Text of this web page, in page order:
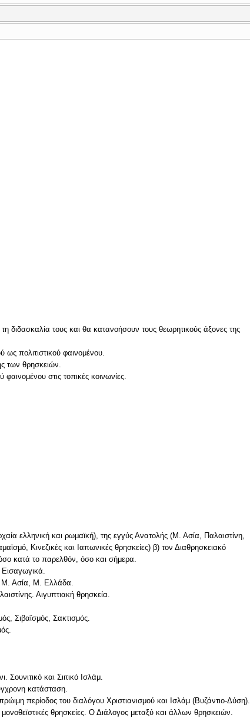
διδασκαλία τους και θα κατανοήσουν τους θεωρητικούς άξονες της
πολιτιστικού φαινομένου.
των θρησκειών.
στις τοπικές κοινωνίες.
ελληνική και ρωμαϊκή), της εγγύς Ανατολής (Μ. Ασία, Παλαιστίνη,
Κινεζικές και Ιαπωνικές θρησκείες) β) τον Διαθρησκειακό
κατά το παρελθόν, όσο και σήμερα.
Μ. Ασία, Μ. Ελλάδα.
Αιγυπτιακή θρησκεία.
Σιβαϊσμός, Σακτισμός.
και Σιιτικό Ισλάμ.
κατάσταση.
περίοδος του διαλόγου Χριστιανισμού και Ισλάμ (Βυζάντιο-Δύση).
θρησκείες. Ο Διάλογος μεταξύ και άλλων θρησκειών.